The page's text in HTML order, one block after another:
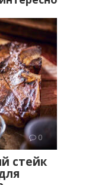
0
стейк